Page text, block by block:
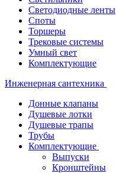
Светодиодные ленты
Споты
Торшеры
Трековые системы
Умный свет
Комплектующие
Инженерная сантехника
Донные клапаны
Душевые лотки
Душевые трапы
Трубы
Комплектующие
Выпуски
Кронштейны